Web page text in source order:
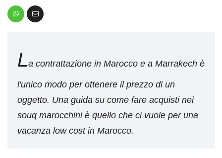
La contrattazione in Marocco e a Marrakech è
l'unico modo per ottenere il prezzo di un
oggetto. Una guida su come fare acquisti nei
souq marocchini è quello che ci vuole per una
vacanza low cost in Marocco.